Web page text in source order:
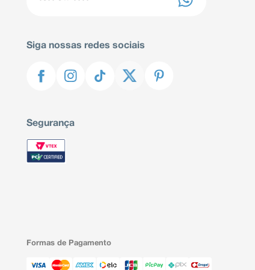
Siga nossas redes sociais
Segurança
Formas de Pagamento